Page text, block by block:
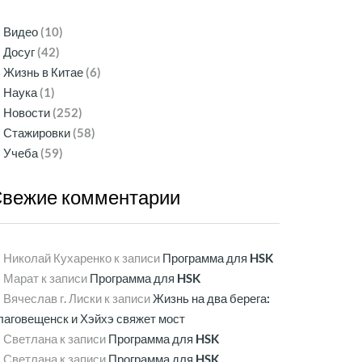
Видео (10)
Досуг (42)
Жизнь в Китае (6)
Наука (1)
Новости (252)
Стажировки (58)
Учеба (59)
комментарии
Николай Кухаренко к записи Программа для HSK
Марат к записи Программа для HSK
Вячеслав г. Лиски к записиЖизнь на два берега:
и Хэйхэ свяжет мост
Светлана к записи Программа для HSK
Светлана к записи Программа для HSK